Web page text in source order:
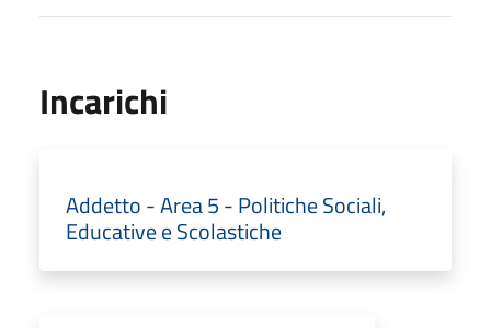
Incarichi
Addetto - Area 5 - Politiche Sociali,
Educative e Scolastiche